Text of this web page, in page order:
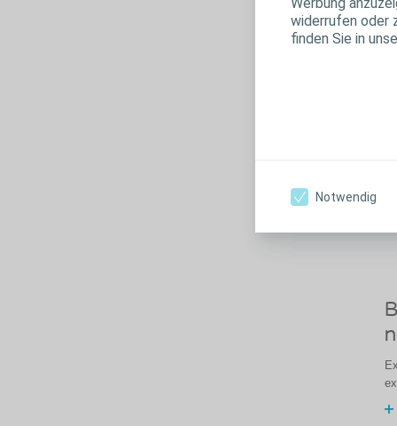
widerrufen oder
finden Sie in
Notwendig